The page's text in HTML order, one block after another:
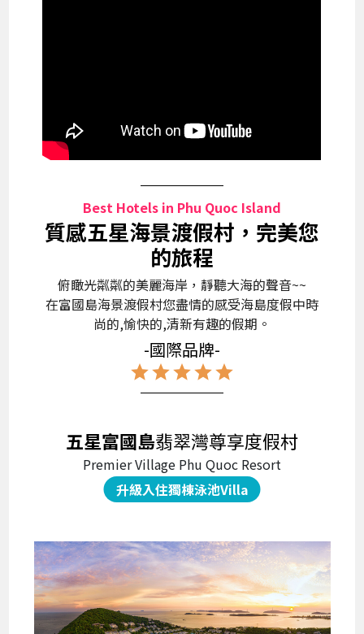
Best Hotels in Phu Quoc Island
質感五星海景渡假村，完美您
的旅程
俯瞰光粼粼的美麗海岸，靜聽大海的聲音~~
在富國島海景渡假村您盡情的感受海島度假中時
尚的,愉快的,清新有趣的假期。
-國際品牌-
starstarstarstarstar
五星富國島翡翠灣尊享度假村
Premier Village Phu Quoc Resort
升級入住獨棟泳池Villa